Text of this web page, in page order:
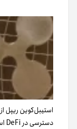
استیبل‌کوین ریپل
دسترسی در DeFi استفاده می‌کند